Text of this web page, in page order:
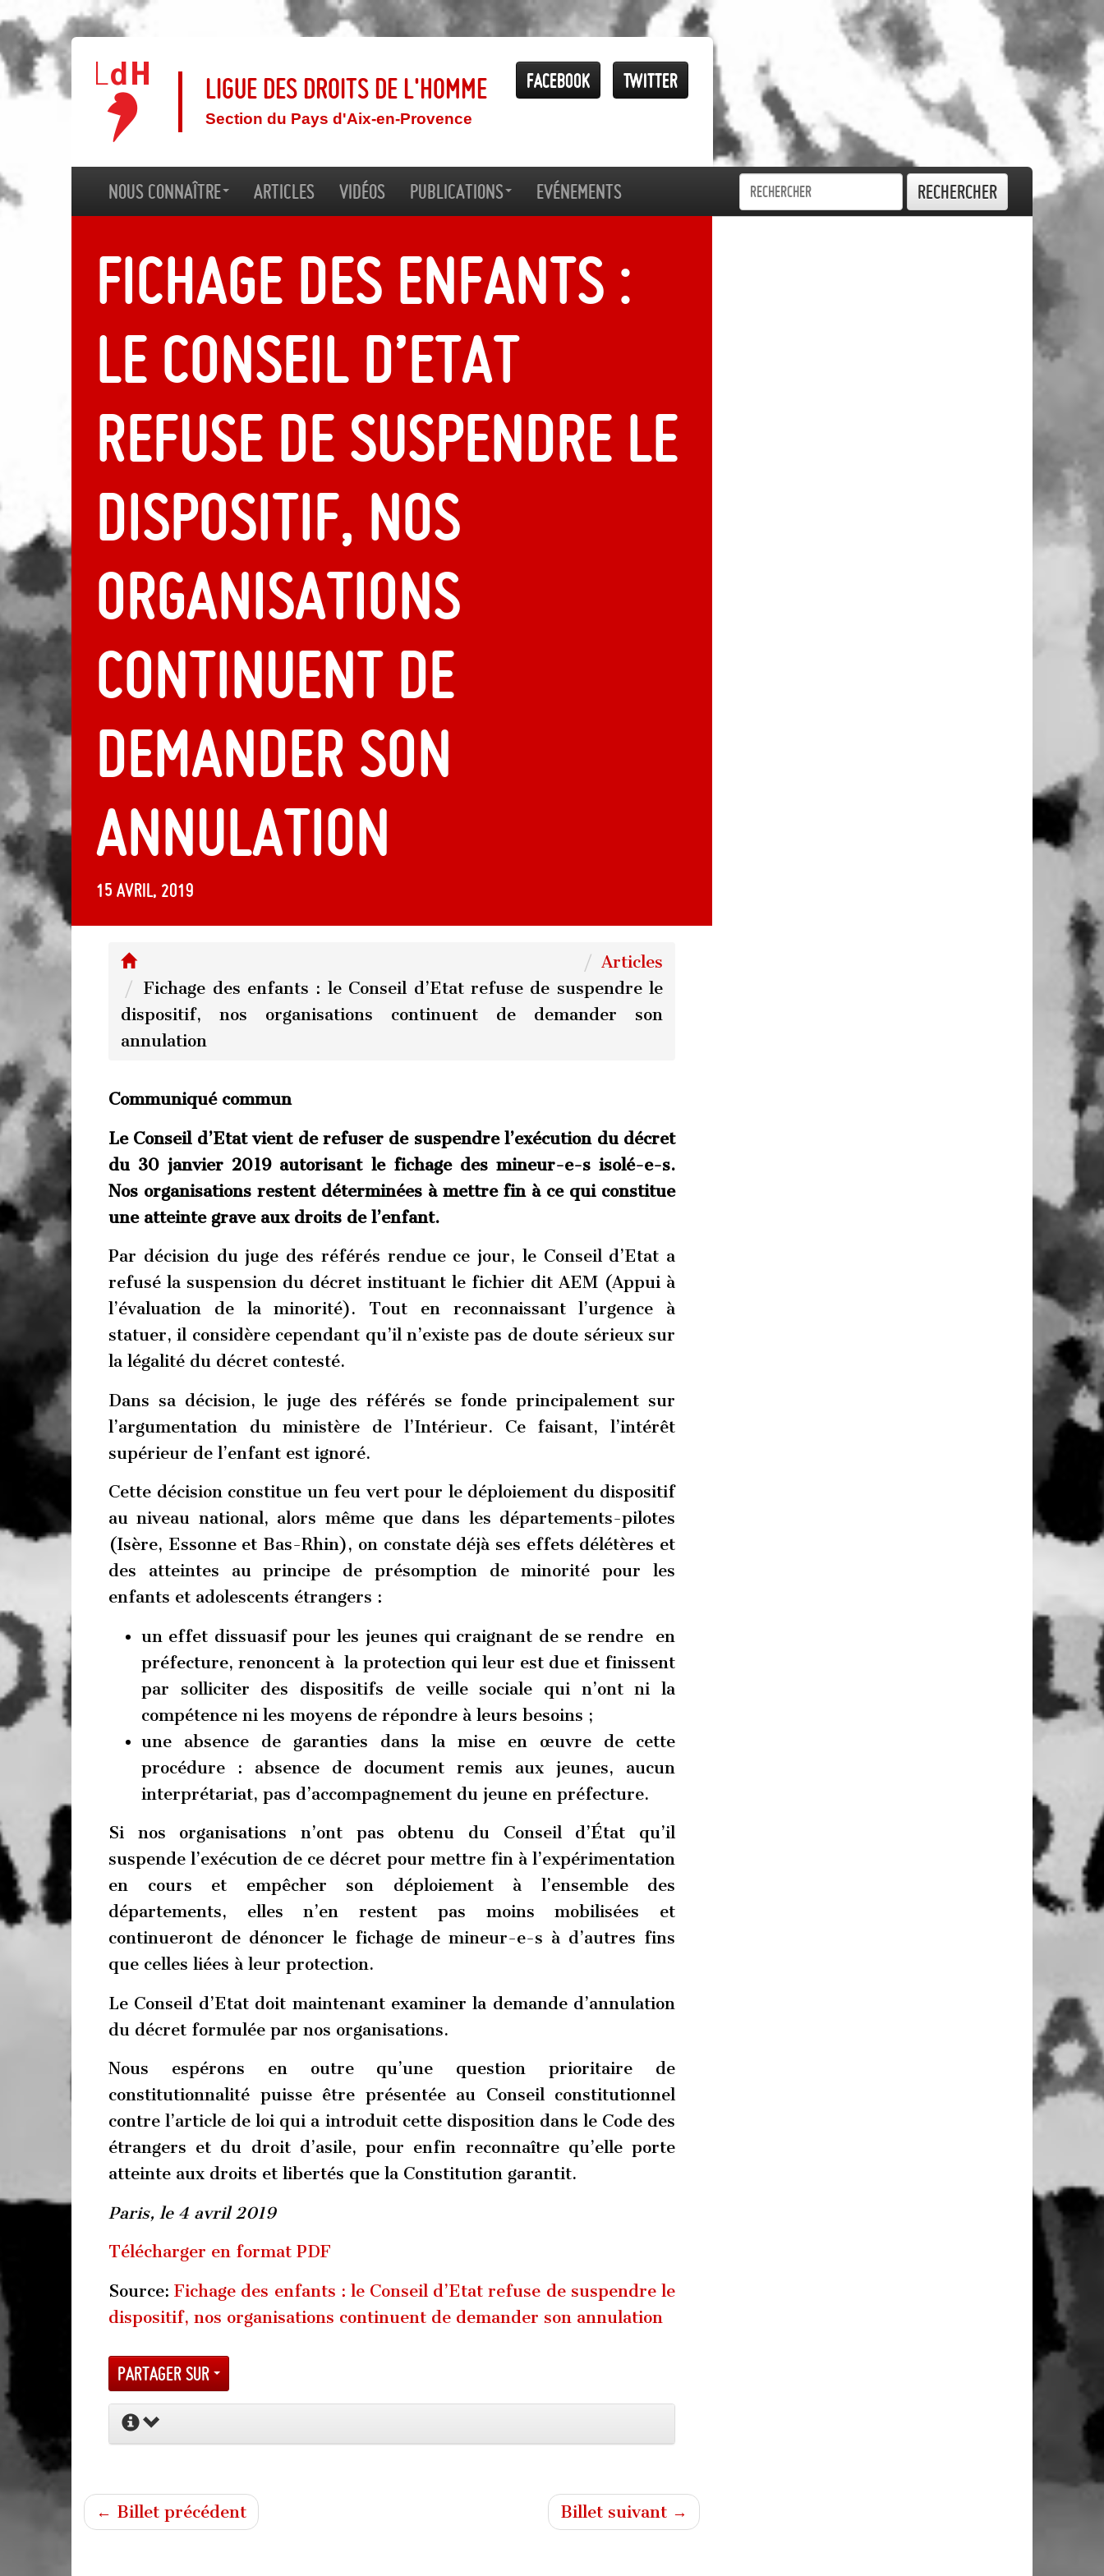
Twitter
Facebook
Ligue des droits de l'Homme
Section du Pays d'Aix-en-Provence
Nous connaître Articles Vidéos Publications Evénements Rechercher
Fichage des enfants :
le Conseil d’Etat
refuse de suspendre le
dispositif, nos
organisations
continuent de
demander son
annulation
15 avril, 2019
Articles
Fichage des enfants : le Conseil d’Etat refuse de suspendre le
dispositif, nos organisations continuent de demander son
annulation
Communiqué commun
Le Conseil d’Etat vient de refuser de suspendre l’exécution du décret
du 30 janvier 2019 autorisant le fichage des mineur-e-s isolé-e-s.
Nos organisationsrestent déterminées à mettre fin à ce qui constitue
une atteinte grave aux droits de l’enfant.
Par décision du juge des référés rendue ce jour, le Conseil d’Etat a
refusé la suspension du décret instituant le fichier dit AEM (Appui à
l’évaluation de la minorité). Tout en reconnaissant l’urgence à
statuer, il considère cependant qu’il n’existe pas de doute sérieux sur
la légalité du décret contesté.
Dans sa décision, le juge des référés se fonde principalement sur
l’argumentation du ministère de l’Intérieur. Ce faisant, l’intérêt
supérieur de l’enfant est ignoré.
Cette décision constitue un feu vert pour le déploiement du dispositif
au niveau national, alors même que dans les départements-pilotes
(Isère, Essonne et Bas-Rhin), on constate déjà ses effets délétères et
des atteintes au principe de présomption de minorité pour les
enfants et adolescents étrangers :
un effet dissuasif pour les jeunes qui craignant de se rendre en
préfecture, renoncent à la protection qui leur est due et finissent
par solliciter des dispositifs de veille sociale qui n’ont ni la
compétence ni les moyens de répondre à leurs besoins ;
une absence de garanties dans la mise en œuvre de cette
procédure : absence de document remis aux jeunes, aucun
interprétariat, pas d’accompagnement du jeune en préfecture.
Si nos organisations n’ont pas obtenu du Conseil d’État qu’il
suspende l’exécution de ce décret pour mettre fin à l’expérimentation
en cours et empêcher son déploiement à l’ensemble des
départements, elles n’en restent pas moins mobilisées et
continueront de dénoncer le fichage de mineur-e-s à d’autres fins
que celles liées à leur protection.
Le Conseil d’Etat doit maintenant examiner la demande d’annulation
du décret formulée par nos organisations.
Nous espérons en outre qu’une question prioritaire de
constitutionnalité puisse être présentée au Conseil constitutionnel
contre l’article de loi qui a introduit cette disposition dans le Code des
étrangers et du droit d’asile, pour enfin reconnaître qu’elle porte
atteinte aux droits et libertés que la Constitution garantit.
Paris, le 4 avril 2019
Télécharger en format PDF
Source:Fichage des enfants : le Conseil d’Etat refuse de suspendre le
dispositif, nos organisations continuent de demander son annulation
Partager sur
← Billet précédent Billet suivant →